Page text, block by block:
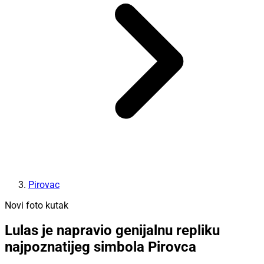
Pirovac
Novi foto kutak
Lulas je napravio genijalnu repliku
najpoznatijeg simbola Pirovca